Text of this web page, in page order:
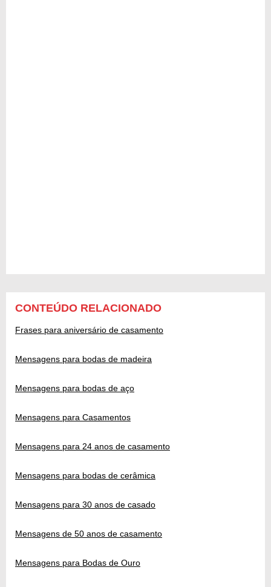
CONTEÚDO RELACIONADO
Frases para aniversário de casamento
Mensagens para bodas de madeira
Mensagens para bodas de aço
Mensagens para Casamentos
Mensagens para 24 anos de casamento
Mensagens para bodas de cerâmica
Mensagens para 30 anos de casado
Mensagens de 50 anos de casamento
Mensagens para Bodas de Ouro